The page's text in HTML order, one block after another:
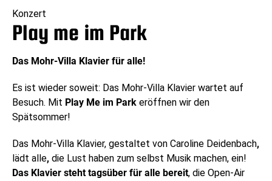
Konzert
Play me im Park
Das Mohr-Villa Klavier für alle!
Es ist wieder soweit: Das Mohr-Villa Klavier wartet auf
Besuch. Mit Play Me im Park eröffnen wir den
Spätsommer!
Das Mohr-Villa Klavier, gestaltet von Caroline Deidenbach,
lädt alle, die Lust haben zum selbst Musik machen, ein!
Das Klavier steht tagsüber für alle bereit, die Open-Air